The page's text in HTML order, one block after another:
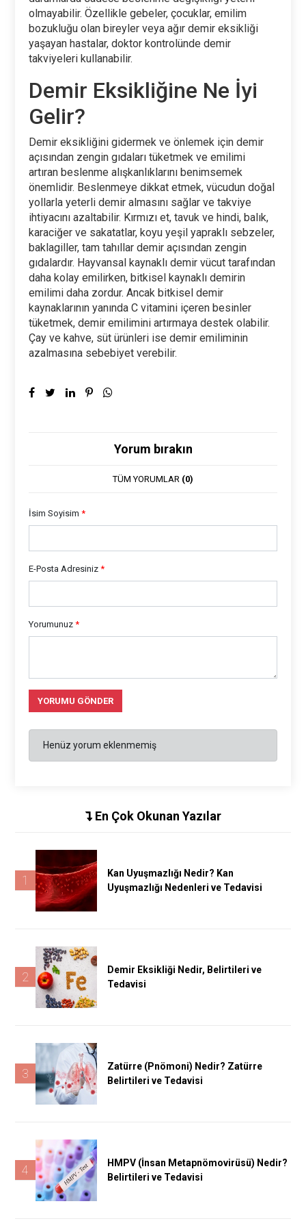
olmayabilir. Özellikle gebeler, çocuklar, emilim
bozukluğu olan bireyler veya ağır demir eksikliği
yaşayan hastalar, doktor kontrolünde demir
takviyeleri kullanabilir.
Demir Eksikliğine Ne İyi
Gelir?
Demir eksikliğini gidermek ve önlemek için demir
açısından zengin gıdaları tüketmek ve emilimi
artıran beslenme alışkanlıklarını benimsemek
önemlidir. Beslenmeye dikkat etmek, vücudun doğal
yollarla yeterli demir almasını sağlar ve takviye
ihtiyacını azaltabilir. Kırmızı et, tavuk ve hindi, balık,
karaciğer ve sakatatlar, koyu yeşil yapraklı sebzeler,
baklagiller, tam tahıllar demir açısından zengin
gıdalardır. Hayvansal kaynaklı demir vücut tarafından
daha kolay emilirken, bitkisel kaynaklı demirin
emilimi daha zordur. Ancak bitkisel demir
kaynaklarının yanında C vitamini içeren besinler
tüketmek, demir emilimini artırmaya destek olabilir.
Çay ve kahve, süt ürünleri ise demir emiliminin
azalmasına sebebiyet verebilir.
Yorum bırakın
TÜM YORUMLAR (0)
İsim Soyisim*
E-Posta Adresiniz*
Yorumunuz*
YORUMU GÖNDER
Henüz yorum eklenmemiş
En Çok Okunan Yazılar
1
Kan Uyuşmazlığı Nedir? Kan
Uyuşmazlığı Nedenleri ve Tedavisi
2
Demir Eksikliği Nedir, Belirtileri ve
Tedavisi
3
Zatürre (Pnömoni) Nedir? Zatürre
Belirtileri ve Tedavisi
4
HMPV (İnsan Metapnömovirüsü) Nedir?
Belirtileri ve Tedavisi